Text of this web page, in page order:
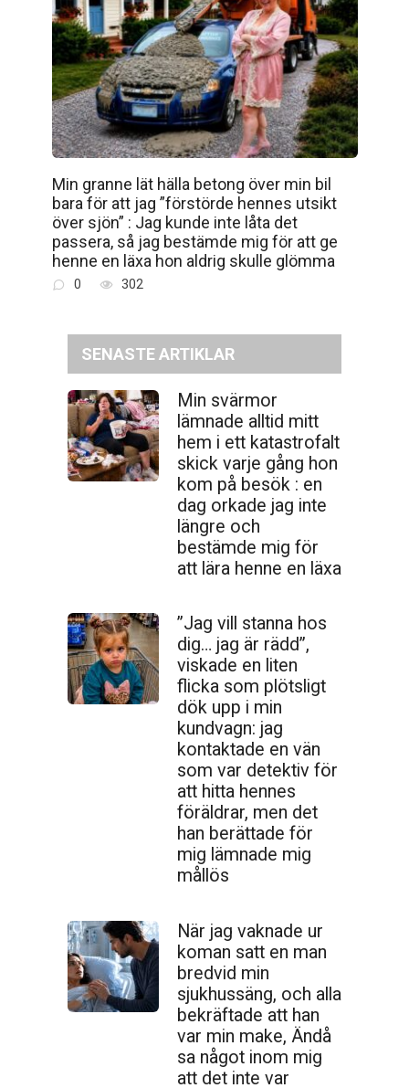
Min granne lät hälla betong över min bil
bara för att jag ”förstörde hennes utsikt
över sjön” : Jag kunde inte låta det
passera, så jag bestämde mig för att ge
henne en läxa hon aldrig skulle glömma
0 302
SENASTE ARTIKLAR
Min svärmor
lämnade alltid mitt
hem i ett katastrofalt
skick varje gång hon
kom på besök : en
dag orkade jag inte
längre och
bestämde mig för
att lära henne en läxa
”Jag vill stanna hos
dig… jag är rädd”,
viskade en liten
flicka som plötsligt
dök upp i min
kundvagn: jag
kontaktade en vän
som var detektiv för
att hitta hennes
föräldrar, men det
han berättade för
mig lämnade mig
mållös
När jag vaknade ur
koman satt en man
bredvid min
sjukhussäng, och alla
bekräftade att han
var min make, Ändå
sa något inom mig
att det inte var